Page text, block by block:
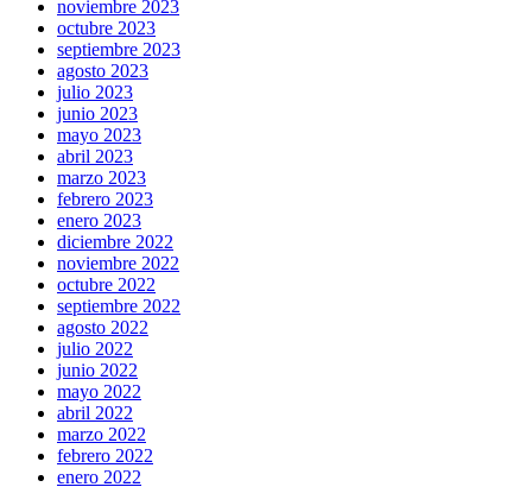
noviembre 2023
octubre 2023
septiembre 2023
agosto 2023
julio 2023
junio 2023
mayo 2023
abril 2023
marzo 2023
febrero 2023
enero 2023
diciembre 2022
noviembre 2022
octubre 2022
septiembre 2022
agosto 2022
julio 2022
junio 2022
mayo 2022
abril 2022
marzo 2022
febrero 2022
enero 2022